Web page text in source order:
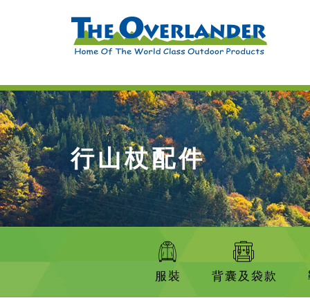
行山杖配件
服裝 背囊及袋款